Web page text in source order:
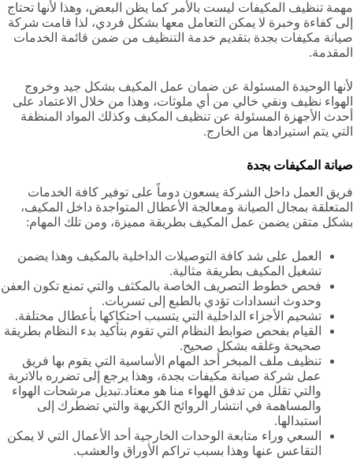
مهمة تنظيف المكيفات ليست بالأمر كما يظن البعض، وهذا لأنها تحتاج
إلى كفاءة وخبرة لا يمكن التعامل معها بشكل فردي، لذا قامت شركة
صيانة مكيفات بجدة بتقديم خدمة التنظيف من ضمن قائمة الخدمات
المقدمة.
لأنها الوحيدة المسئولة عن ضمان عمل المكيف بشكل جيد وخروج
الهواء نظيف ونقي خالي من أي ملوثات، وهذا من خلال الاعتماد على
أحدث الأجهزة المسئولة عن تنظيف المكيف وكذلك المواد المنظفة
التي يتم استيرادها من الخارج.
صيانة المكيفات بجدة
فريق العمل داخل الشركة يسعون دوماً على توفير كافة الخدمات
المتعلقة بمجال الصيانة ومعالجة الأعطال المتواجدة داخل المكيف،
بشكل متقن يضمن عمل المكيف بطريقة مميزة، ومن تلك المهام:
العمل على شد كافة التوصيلات الداخلية بالمكيف وهذا يضمن
تشغيل المكيف بطريقة مثالية.
فحص خطوط التصريف الخاصة بالمكثف والتي تمنع تكون العفن
وحدوث انسدادات تؤدي بالطبع إلى تسربات.
تشحيم الأجزاء الداخلية التي يتسبب احتكاكها بأعطال مختلفة.
القيام بفحص ضوابط النظام التي تقوم بتأكيد بدء النظام بطريقة
صحيحة وغلقه بشكل صحيح.
تنظيف ملف المبخر أحد المهام الأساسية التي يقوم بها فريق
عمل شركة صيانة مكيفات بجدة، وهذا يرجع إلى تضرره بالاتربة
والتي تقلل من تدفق الهواء منا هو معتاد.تبديل مرشحات الهواء
والمساهمة في انتشار الروائح الكريهة والتي تضطرك إلى
استبدالها.
السعي وراء متابعة الوحدات الخارجية أحد الأعمال التي لا يمكن
التقاعس عنها وهذا بسبب تراكم الأوراق والعشب.